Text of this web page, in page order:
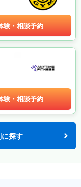
験・相談予約
験・相談予約
探す